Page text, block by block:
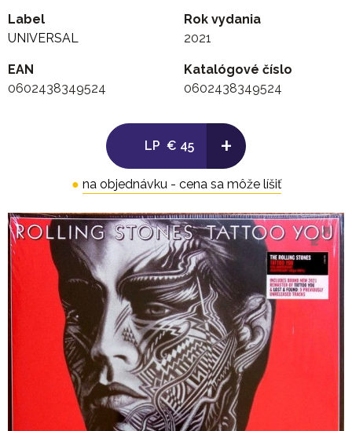
Label
UNIVERSAL
Rok vydania
2021
EAN
0602438349524
Katalógové číslo
0602438349524
LP € 45 +
● na objednávku - cena sa môže líšiť